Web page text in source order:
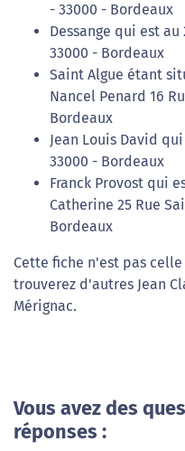
- 33000 - Bordeaux
Dessange qui est au
33000 - Bordeaux
Saint Algue étant
Nancel Penard 16
Bordeaux
Jean Louis David
33000 - Bordeaux
Franck Provost qui
Catherine 25 Rue
Bordeaux
Cette fiche n'est pas
trouverez d'autres Jean
Mérignac.
Vous avez des
réponses :